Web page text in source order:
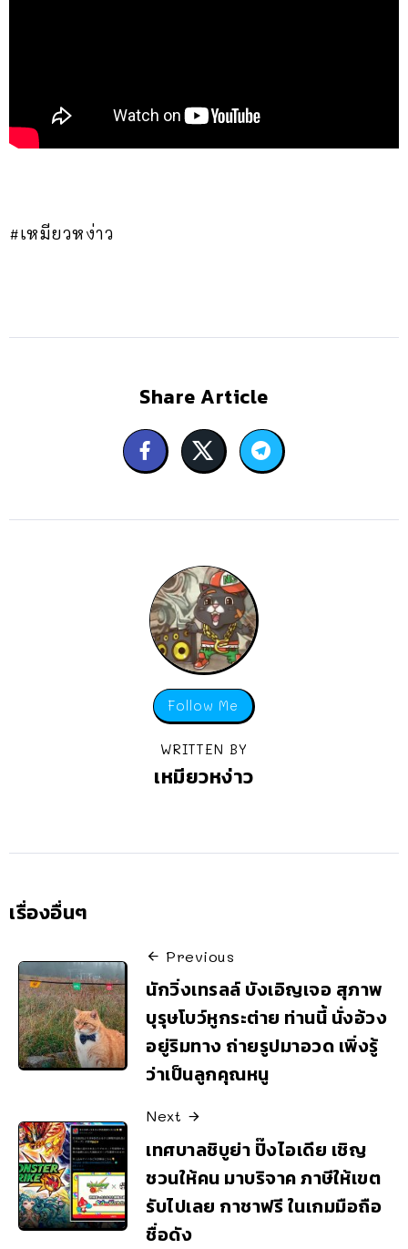
#เหมียวหง่าว
Share Article
Follow Me
WRITTEN BY
เหมียวหง่าว
เรื่องอื่นๆ
Previous
นักวิ่งเทรลล์ บังเอิญเจอ สุภาพ
บุรุษโบว์หูกระต่าย ท่านนี้ นั่งอ้วง
อยู่ริมทาง ถ่ายรูปมาอวด เพิ่งรู้
ว่าเป็นลูกคุณหนู
Next
เทศบาลชิบูย่า ปิ๊งไอเดีย เชิญ
ชวนให้คน มาบริจาค ภาษีให้เขต
รับไปเลย กาชาฟรี ในเกมมือถือ
ชื่อดัง